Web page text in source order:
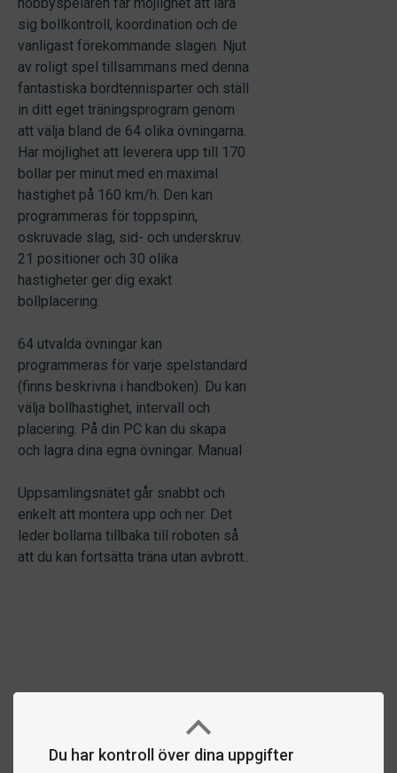
Du har kontroll över dina uppgifter
sig bollkontroll, koordination och de
vanligast förekommande slagen. Njut
av roligt spel tillsammans med denna
fantastiska bordtennisparter och ställ
in ditt eget träningsprogram genom
att välja bland de 64 olika övningarna.
Har möjlighet att leverera upp till 170
bollar per minut med en maximal
hastighet på 160 km/h. Den kan
programmeras för toppspinn,
oskruvade slag, sid- och underskruv.
21 positioner och 30 olika
hastigheter ger dig exakt
bollplacering.
64 utvalda övningar kan
programmeras för varje spelstandard
(finns beskrivna i handboken). Du kan
välja bollhastighet, intervall och
placering. På din PC kan du skapa
och lagra dina egna övningar. Manual
Uppsamlingsnätet går snabbt och
enkelt att montera upp och ner. Det
leder bollarna tillbaka till roboten så
att du kan fortsätta träna utan avbrott..